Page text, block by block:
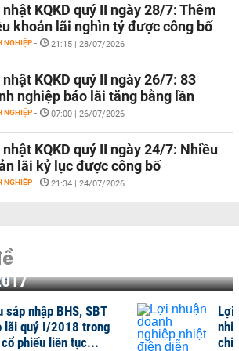
nhật KQKD quý II ngày 28/7: Thêm
khoản lãi nghìn tỷ được công bố
NGHIỆP - 21:15 | 28/07/2026
nhật KQKD quý II ngày 26/7: 83
nghiệp báo lãi tăng bằng lần
NGHIỆP - 07:00 | 26/07/2026
nhật KQKD quý II ngày 24/7: Nhiều
lãi kỷ lục được công bố
NGHIỆP - 21:34 | 24/07/2026
sáp nhập BHS, SBT
lãi quý I/2018 trong
phiếu liên tục...
Lợi